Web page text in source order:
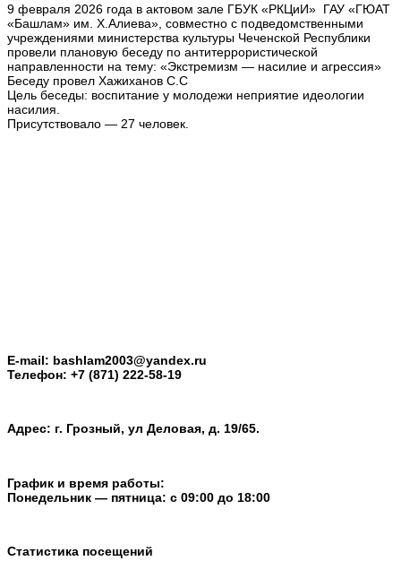
9 февраля 2026 года в актовом зале ГБУК «РКЦиИ» ГАУ «ГЮАТ
«Башлам» им. Х.Алиева», совместно с подведомственными
учреждениями министерства культуры Чеченской Республики
провели плановую беседу по антитеррористической
направленности на тему: «Экстремизм — насилие и агрессия»
Беседу провел Хажиханов С.С
Цель беседы: воспитание у молодежи неприятие идеологии
насилия.
Присутствовало — 27 человек.
E-mail: bashlam2003@yandex.ru
Телефон: +7 (871) 222-58-19
Адрес: г. Грозный, ул Деловая, д. 19/65.
График и время работы:
Понедельник — пятница: с 09:00 до 18:00
Статистика посещений